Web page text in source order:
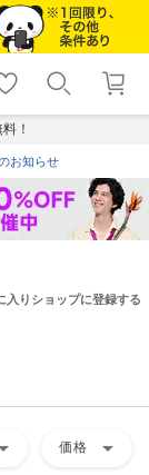
shopping_cart lock_outline
ログイン
！
お知らせ
入りショップに登録する
価格 arrow_drop_down